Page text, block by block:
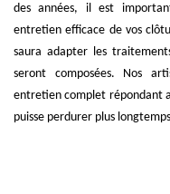
des années, il est
entretien efficace de vos
saura adapter les
seront composées. Nos
entretien complet répondant
puisse perdurer plus